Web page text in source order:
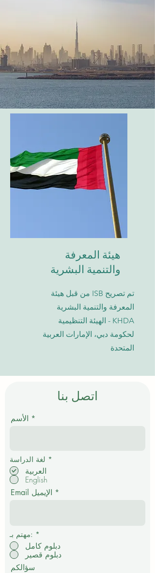
هيئة المعرفة
والتنمية البشرية
تم تصريح ISB من قبل هيئة
المعرفة والتنمية البشرية
KHDA - الهيئة التنظيمية
لحكومة دبي، الإمارات العربية
المتحدة
اتصل بنا
الأسم
لغة الدراسة *
م
ي
العربية
English
Email الإيميل
مهتم بـ: *
دبلوم كامل
دبلوم قصير
سؤالكم